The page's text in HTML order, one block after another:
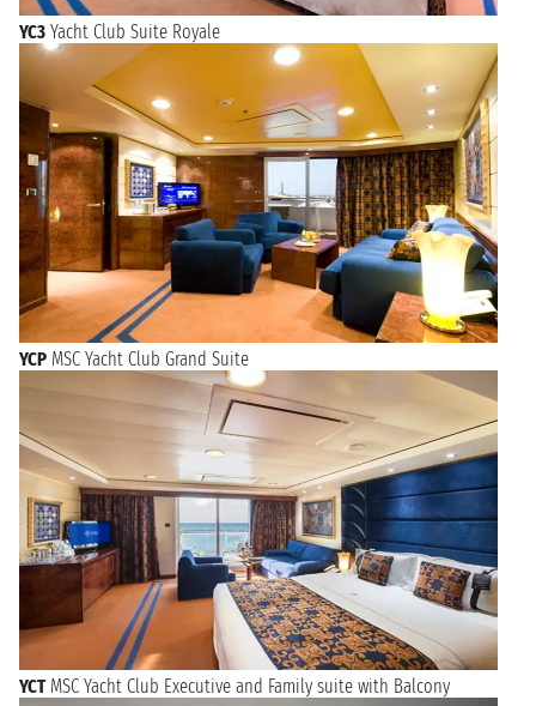
YC3 Yacht Club Suite Royale
YCP MSC Yacht Club Grand Suite
YCT MSC Yacht Club Executive and Family suite with Balcony